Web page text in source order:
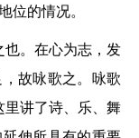
位的情况。
也。在心为志，发
故咏歌之。咏歌
里讲了诗、乐、舞